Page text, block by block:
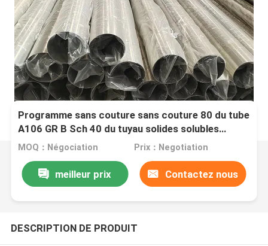
Programme sans couture sans couture 80 du tube
A106 GR B Sch 40 du tuyau solides solubles
d'acier inoxydable 304
MOQ：Négociation Prix：Negotiation
meilleur prix Contactez nous
DESCRIPTION DE PRODUIT